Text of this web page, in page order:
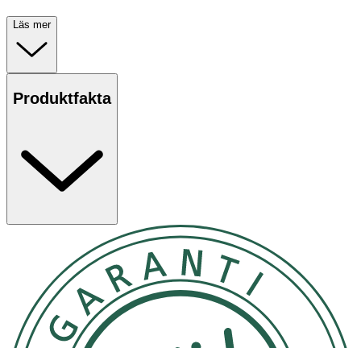
Läs mer
Produktfakta